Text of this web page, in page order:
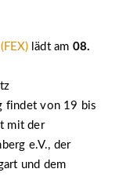
lädt am 08.
findet von 19 bis
mit der
e.V., der
und dem